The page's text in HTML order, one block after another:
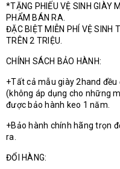
*TẶNG PHIẾU VỆ SINH GIÀY
PHẨM BÁN RA.
ĐẶC BIỆT MIỄN PHÍ VỆ SINH
TRÊN 2 TRIỆU.
CHÍNH SÁCH BẢO HÀNH:
+Tất cả mẫu giày 2hand
(không áp dụng cho những
được bảo hành keo 1 năm.
+Bảo hành chính hãng trọn
ra.
ĐỔI HÀNG: